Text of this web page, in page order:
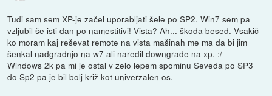
Tudi sam sem XP-je začel uporabljati šele po SP2. Win7 sem pa
vzljubil še isti dan po namestitivi! Vista? Ah... škoda besed. Vsakič
ko moram kaj reševat remote na vista mašinah me ma da bi jim
šenkal nadgradnjo na w7 ali naredil downgrade na xp. :/
Windows 2k pa mi je ostal v zelo lepem spominu Seveda po SP3
do Sp2 pa je bil bolj križ kot univerzalen os.